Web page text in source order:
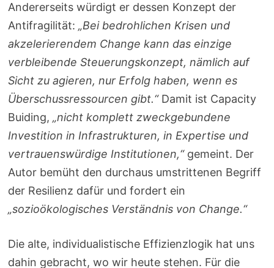
Andererseits würdigt er dessen Konzept der
Antifragilität:„Bei bedrohlichen Krisen und
akzelerierendem Change kann das einzige
verbleibende Steuerungskonzept, nämlich auf
Sicht zu agieren, nur Erfolg haben, wenn es
Überschussressourcen gibt.“Damit ist Capacity
Buiding,„nicht komplett zweckgebundene
Investition in Infrastrukturen, in Expertise und
vertrauenswürdige Institutionen,“ gemeint. Der
Autor bemüht den durchaus umstrittenen Begriff
der Resilienz dafür und fordert ein
„sozioökologisches Verständnis von Change.“
Die alte, individualistische Effizienzlogik hat uns
dahin gebracht, wo wir heute stehen. Für die